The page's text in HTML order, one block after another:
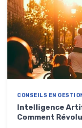
CONSEILS EN
Intelligence
Comment